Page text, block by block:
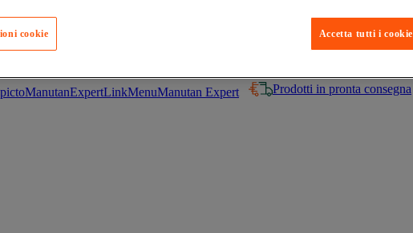
un prodotto:
Manutan Expert
Prodotti in pronta consegna
Accetta tutti i cookie
cookie